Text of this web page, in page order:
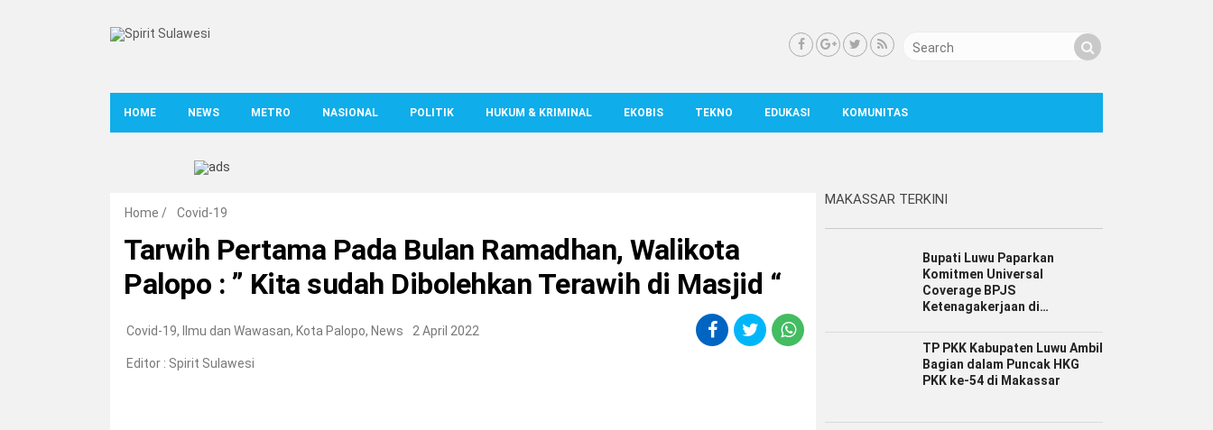
HOME NEWS METRO NASIONAL POLITIK HUKUM & KRIMINAL EKOBIS TEKNO EDUKASI KOMUNITAS
Home / Covid-19
Tarwih Pertama Pada Bulan Ramadhan, Walikota
Palopo : ” Kita sudah Dibolehkan Terawih di Masjid “
Covid-19, Ilmu dan Wawasan, Kota Palopo, News 2 April 2022
Editor : Spirit Sulawesi
MAKASSAR TERKINI
Bupati Luwu Paparkan
Komitmen Universal
Coverage BPJS
Ketenagakerjaan di
TP PKK Kabupaten Luwu Ambil
Bagian dalam Puncak HKG
PKK ke-54 di Makassar